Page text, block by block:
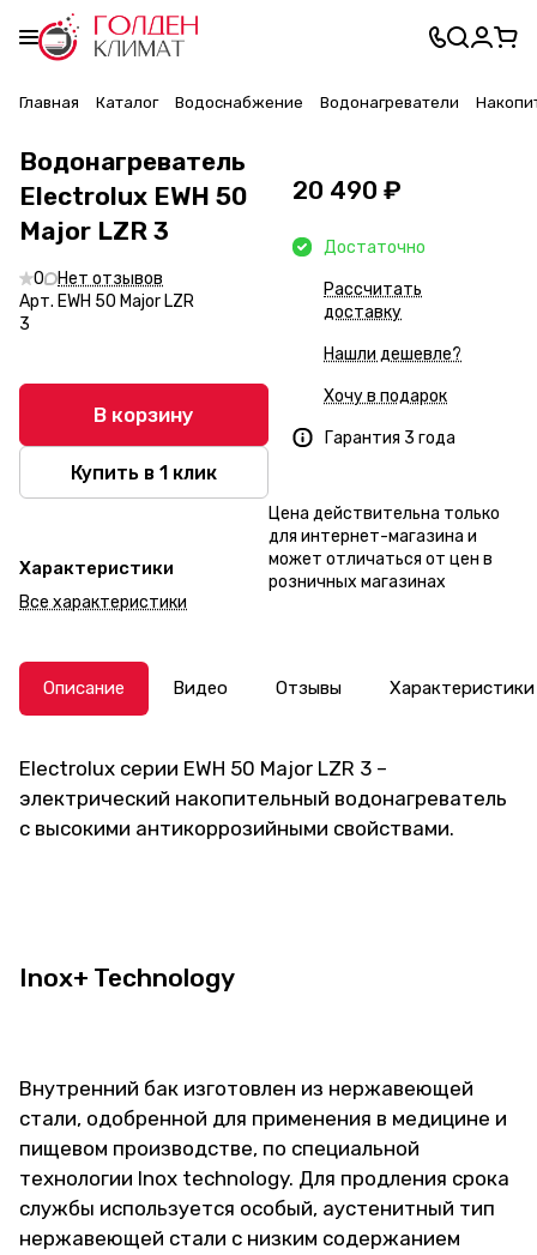
Главная Каталог Водоснабжение Водонагреватели
Водонагреватель
Electrolux EWH 50
Major LZR 3
0
Нет отзывов
Арт. EWH 50 Major LZR
3
В корзину
Купить в 1 клик
Характеристики
Все характеристики
20 490 ₽
Достаточно
Рассчитать
доставку
Нашли дешевле?
Хочу в подарок
Гарантия 3 года
Цена действительна только
для интернет-магазина и
может отличаться от цен в
розничных магазинах
Описание Видео Отзывы Характеристики
Electrolux серии EWH 50 Major LZR 3 –
электрический накопительный водонагреватель
с высокими антикоррозийными свойствами.
Inox+ Technology
Внутренний бак изготовлен из нержавеющей
стали, одобренной для применения в медицине и
пищевом производстве, по специальной
технологии Inox technology. Для продления срока
службы используется особый, аустенитный тип
нержавеющей стали с низким содержанием